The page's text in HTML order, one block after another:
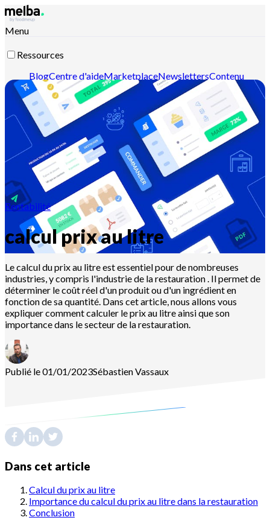
Menu
Ressources
BlogCentre d'aideMarketplaceNewslettersContenu
intelligentDocumentation APIDocumentation MCP
Contactez-nousDécouvrir melba
Rentabilité
calcul prix au litre
Le calcul du prix au litre est essentiel pour de nombreuses
industries, y compris l'industrie de la restauration . Il permet de
déterminer le coût réel d'un produit ou d'un ingrédient en
fonction de sa quantité. Dans cet article, nous allons vous
expliquer comment calculer le prix au litre ainsi que son
importance dans le secteur de la restauration.
Publié le 01/01/2023SébastienVassaux
Dans cet article
Calcul du prix au litre
Importance du calcul du prix au litre dans la restauration
Conclusion